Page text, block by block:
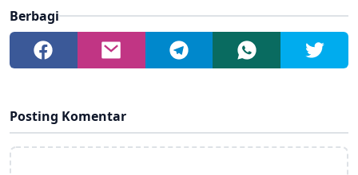
Berbagi
Posting Komentar